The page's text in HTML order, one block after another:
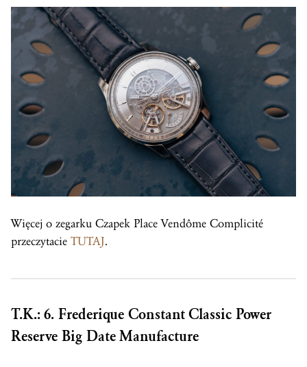
Więcej o zegarku Czapek Place Vendôme Complicité
przeczytacie TUTAJ.
T.K.: 6. Frederique Constant Classic Power
Reserve Big Date Manufacture